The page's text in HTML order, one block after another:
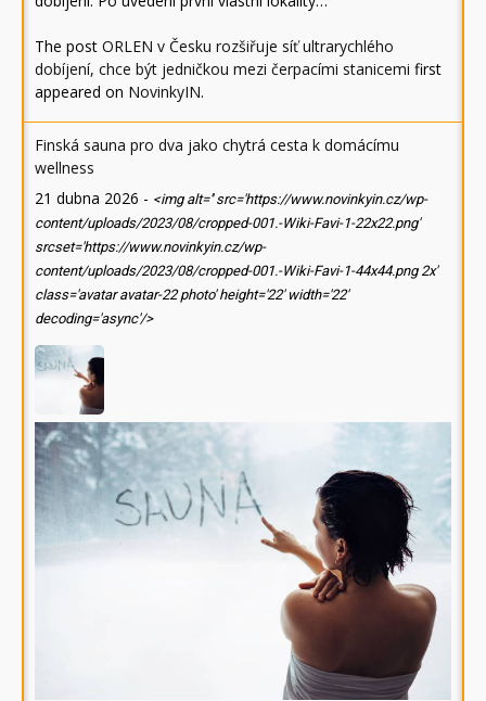
The post ORLEN v Česku rozšiřuje síť ultrarychlého
dobíjení, chce být jedničkou mezi čerpacími stanicemi first
appeared on NovinkyIN.
Finská sauna pro dva jako chytrá cesta k domácímu
wellness
21 dubna 2026 - <img alt='' src='https://www.novinkyin.cz/wp-
content/uploads/2023/08/cropped-001.-Wiki-Favi-1-22x22.png'
srcset='https://www.novinkyin.cz/wp-
content/uploads/2023/08/cropped-001.-Wiki-Favi-1-44x44.png 2x'
class='avatar avatar-22 photo' height='22' width='22'
decoding='async'/>